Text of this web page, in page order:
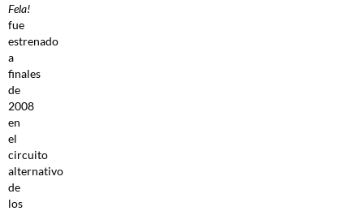
Fela!
fue
estrenado
a
finales
de
2008
en
el
circuito
alternativo
de
los